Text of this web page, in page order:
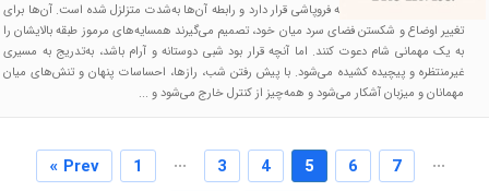
ازدواج جو و آنجلا در آستانه فروپاشی قرار دارد و رابطه آن‌ها به‌شدت متزلزل شده است. آن‌ها برای
تغییر اوضاع و شکستن فضای سرد میان خود، تصمیم می‌گیرند همسایه‌های مرموز طبقه بالایشان را
به یک مهمانی شام دعوت کنند. اما آنچه قرار بود شبی دوستانه و آرام باشد، به‌تدریج به مسیری
غیرمنتظره و پیچیده کشیده می‌شود. با پیش رفتن شب، رازها، احساسات پنهان و تنش‌های میان
مهمانان و میزبان آشکار می‌شود و همه‌چیز از کنترل خارج می‌شود و ...
« Prev 1 ... 3 4 5 6 7
...